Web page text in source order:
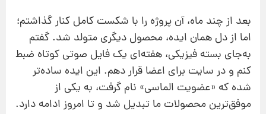
بعد از چند ماه، آن پروژه را با شکست کامل کنار گذاشتم؛
اما از دل همان ایده، محصول دیگری متولد شد. گفتم
به‌جای بسته فیزیکی، هفته‌ای یک فایل صوتی کوتاه ضبط
کنم و در سایت برای اعضا قرار دهم. این ایده ساده‌تر
شده که «عضویت الماسی» نام گرفت، به یکی از
موفق‌ترین محصولات ما تبدیل شد و تا امروز ادامه دارد.